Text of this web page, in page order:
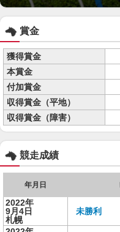
賞金
獲得賞金
本賞金
付加賞金
収得賞金（平地）
収得賞金（障害）
競走成績
年月日
2022年
9月4日
札幌
未勝利